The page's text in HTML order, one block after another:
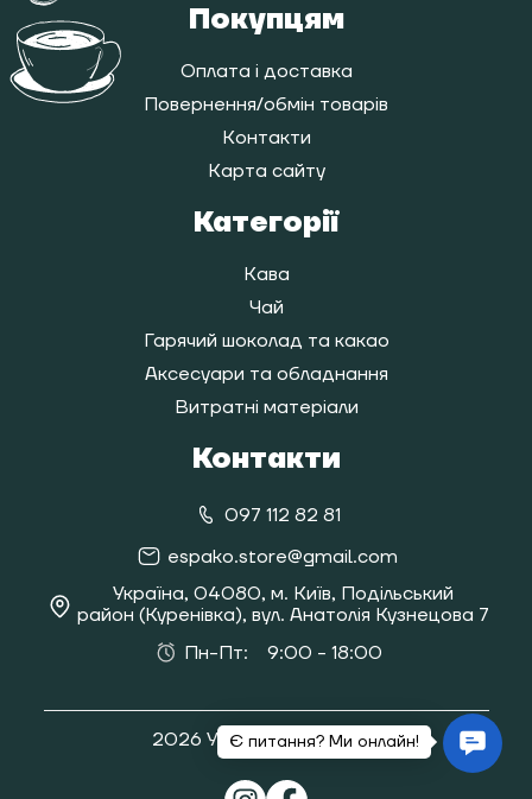
Покупцям
Оплата і доставка
Повернення/обмін товарів
Контакти
Карта сайту
Категорії
Кава
Чай
Гарячий шоколад та какао
Аксесуари та обладнання
Витратні матеріали
Контакти
097 112 82 81
espako.store@gmail.com
Україна, 04080, м. Київ, Подільський
район (Куренівка), вул. Анатолія Кузнецова 7
Пн-Пт: 9:00 - 18:00
2026 Усі права захищені